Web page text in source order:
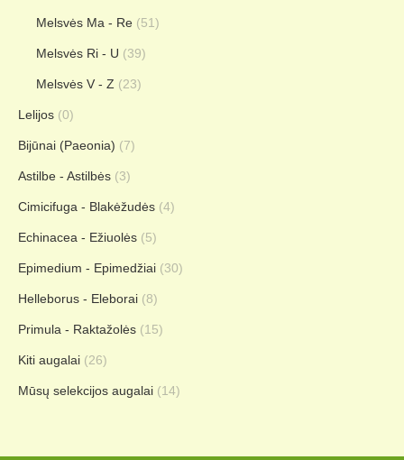
Melsvės Ma - Re (51)
Melsvės Ri - U (39)
Melsvės V - Z (23)
Lelijos (0)
Bijūnai (Paeonia) (7)
Astilbe - Astilbės (3)
Cimicifuga - Blakėžudės (4)
Echinacea - Ežiuolės (5)
Epimedium - Epimedžiai (30)
Helleborus - Eleborai (8)
Primula - Raktažolės (15)
Kiti augalai (26)
Mūsų selekcijos augalai (14)